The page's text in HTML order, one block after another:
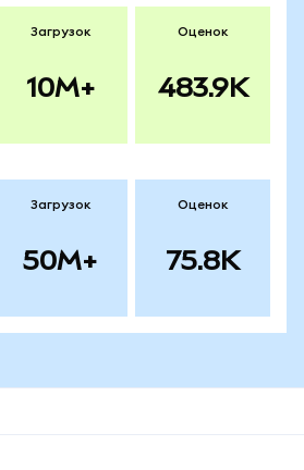
Загрузок
10M+
Оценок
483.9K
Загрузок
50M+
Оценок
75.8K